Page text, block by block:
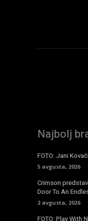
Najbolj
FOTO: Jani
5 avgusta, 2026
Crimson
Door To An
2 avgusta, 2026
FOTO: Play With